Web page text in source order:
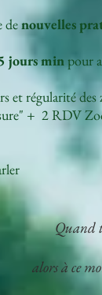
denouvelles
jours minpour
et régularité des
+ 2 RDV
Quand
alors à ce